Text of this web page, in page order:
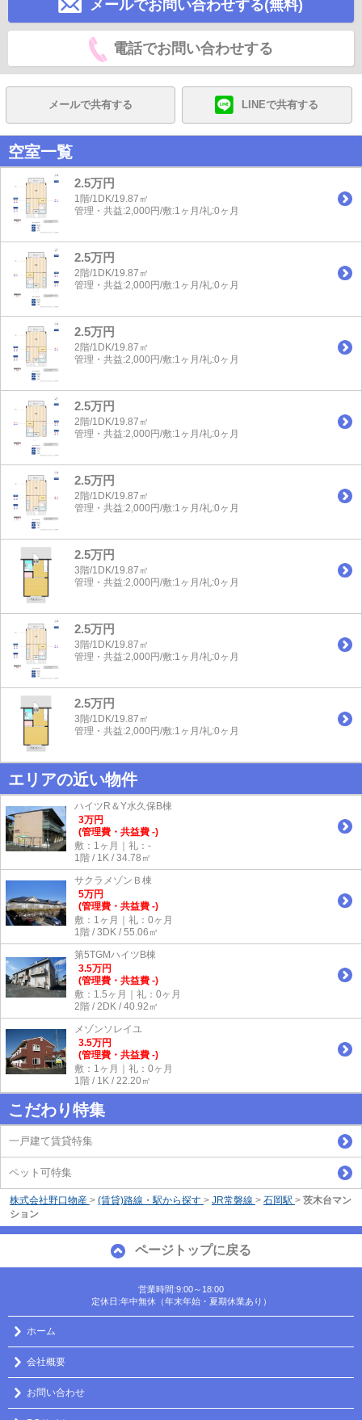
メールでお問い合わせする(無料)
電話でお問い合わせする
メールで共有する LINEで共有する
空室一覧
2.5万円
1階/1DK/19.87㎡
管理・共益:2,000円/敷:1ヶ月/礼:0ヶ月
2.5万円
2階/1DK/19.87㎡
管理・共益:2,000円/敷:1ヶ月/礼:0ヶ月
2.5万円
2階/1DK/19.87㎡
管理・共益:2,000円/敷:1ヶ月/礼:0ヶ月
2.5万円
2階/1DK/19.87㎡
管理・共益:2,000円/敷:1ヶ月/礼:0ヶ月
2.5万円
2階/1DK/19.87㎡
管理・共益:2,000円/敷:1ヶ月/礼:0ヶ月
2.5万円
3階/1DK/19.87㎡
管理・共益:2,000円/敷:1ヶ月/礼:0ヶ月
2.5万円
3階/1DK/19.87㎡
管理・共益:2,000円/敷:1ヶ月/礼:0ヶ月
2.5万円
3階/1DK/19.87㎡
管理・共益:2,000円/敷:1ヶ月/礼:0ヶ月
エリアの近い物件
ハイツR＆Y水久保B棟
3万円
(管理費・共益費 -)
敷：1ヶ月｜礼：-
1階 / 1K / 34.78㎡
サクラメゾンＢ棟
5万円
(管理費・共益費 -)
敷：1ヶ月｜礼：0ヶ月
1階 / 3DK / 55.06㎡
第5TGMハイツB棟
3.5万円
(管理費・共益費 -)
敷：1.5ヶ月｜礼：0ヶ月
2階 / 2DK / 40.92㎡
メゾンソレイユ
3.5万円
(管理費・共益費 -)
敷：1ヶ月｜礼：0ヶ月
1階 / 1K / 22.20㎡
こだわり特集
一戸建て賃貸特集
ペット可特集
株式会社野口物産 > (賃貸)路線・駅から探す > JR常磐線 > 石岡駅 > 茨木台マン
ション
ページトップに戻る
営業時間:9:00～18:00
定休日:年中無休（年末年始・夏期休業あり）
ホーム
会社概要
お問い合わせ